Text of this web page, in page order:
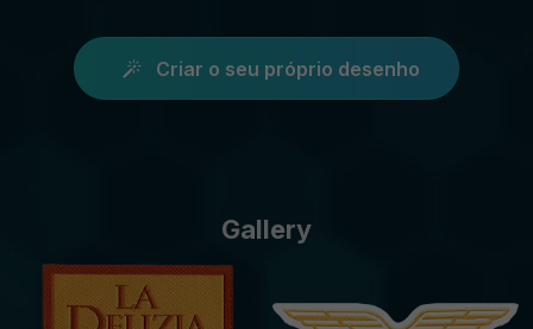
Criar o seu próprio desenho
Gallery